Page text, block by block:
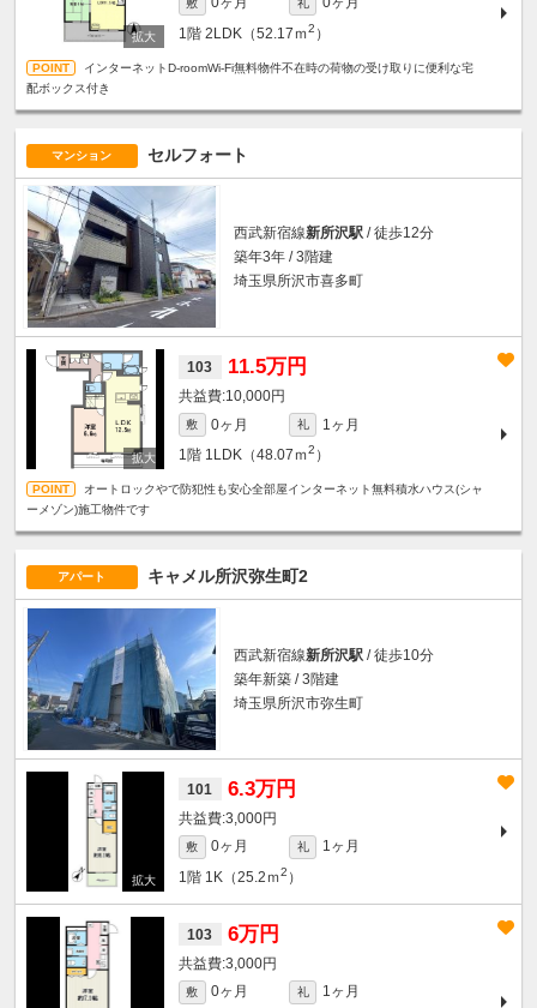
敷 礼
1階 2LDK（52.17ｍ2 ）
インターネットD-roomWi-Fi無料物件不在時の荷物の受け取りに便利な宅
配ボックス付き
マンション セルフォート
西武新宿線新所沢駅 / 徒歩12分
築年3年 / 3階建
埼玉県所沢市喜多町
103 11.5万円
10,000円
敷 0ヶ月 礼
1ヶ月
1階 1LDK（48.07ｍ2 ）
オートロックやで防犯性も安心全部屋インターネット無料積水ハウス(シャ
ーメゾン)施工物件です
アパート キャメル所沢弥生町2
西武新宿線新所沢駅 / 徒歩10分
築年新築 / 3階建
埼玉県所沢市弥生町
101 6.3万円
3,000円
敷 0ヶ月 礼
1ヶ月
1階 1K（25.2ｍ2 ）
103 6万円
3,000円
敷 0ヶ月 礼
1ヶ月